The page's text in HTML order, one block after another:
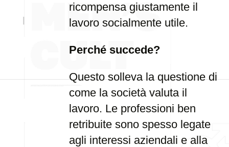
ricompensa giustamente il
lavoro socialmente utile.
Perché succede?
Questo solleva la questione di
come la società valuta il
lavoro. Le professioni ben
retribuite sono spesso legate
agli interessi aziendali e alla